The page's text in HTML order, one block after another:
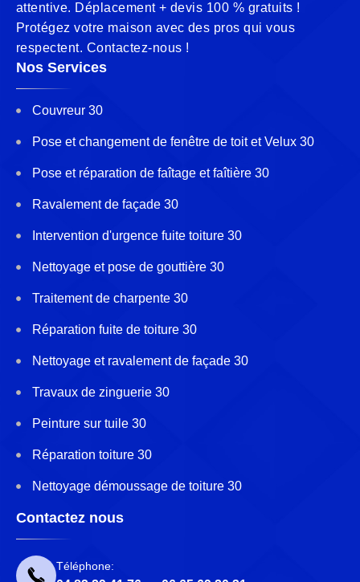
attentive. Déplacement + devis 100 % gratuits !
Protégez votre maison avec des pros qui vous
respectent. Contactez-nous !
Nos Services
Couvreur 30
Pose et changement de fenêtre de toit et Velux 30
Pose et réparation de faîtage et faîtière 30
Ravalement de façade 30
Intervention d'urgence fuite toiture 30
Nettoyage et pose de gouttière 30
Traitement de charpente 30
Réparation fuite de toiture 30
Nettoyage et ravalement de façade 30
Travaux de zinguerie 30
Peinture sur tuile 30
Réparation toiture 30
Nettoyage démoussage de toiture 30
Contactez nous
Téléphone: